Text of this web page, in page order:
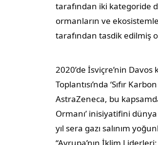
tarafından iki kategoride
ormanların ve
tarafından tasdik edilmiş
2020’de İsviçre’nin
Toplantısı’nda ‘Sıfır
AstraZeneca, bu
Ormanı’ inisiyatifini
yıl sera gazı salınım